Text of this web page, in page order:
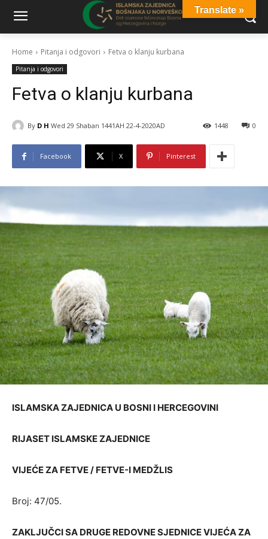
Home Pitanja i odgovori Fetva o klanju kurbana
Pitanja i odgovori
Fetva o klanju kurbana
By D H Wed 29 Shaban 1441AH 22-4-2020AD 0
1448
Facebook X Pinterest
ISLAMSKA ZAJEDNICA U BOSNI I HERCEGOVINI
RIJASET ISLAMSKE ZAJEDNICE
VIJEĆE ZA FETVE / FETVE-I MEDŽLIS
Broj: 47/05.
ZAKLJUČCI SA DRUGE REDOVNE SJEDNICE VIJEĆA ZA
Translate »